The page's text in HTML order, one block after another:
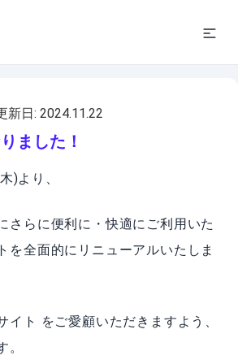
新日: 2024.11.22
ました！
)より、
さらに便利に・快適にご利用いた
を全面的にリニューアルいたしま
イト をご愛顧いただきますよう、
。